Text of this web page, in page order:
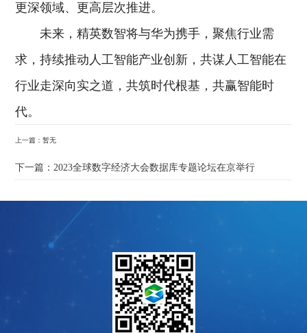
更深领域、更高层次推进。
未来，精英数智将与华为携手，聚焦行业需
求，持续推动人工智能产业创新，共谋人工智能在
行业走深向实之道，共筑时代根基，共赢智能时
代。
上一篇：暂无
下一篇：2023全球数字经济大会数据库专题论坛在京举行